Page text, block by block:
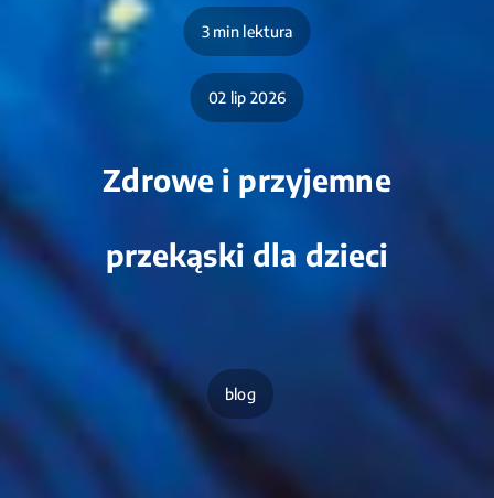
3 min lektura
02 lip 2026
Zdrowe i przyjemne
przekąski dla dzieci
blog